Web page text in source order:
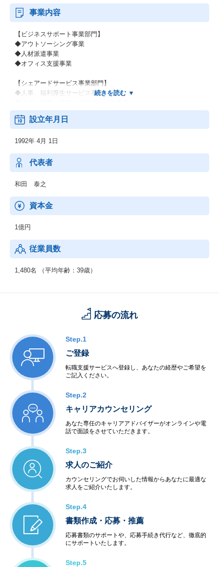
事業内容
【ビジネスサポート事業部門】
◆アウトソーシング事業
◆人材派遣事業
◆オフィス支援事業
【シェアードサービス事業部門】
◆人事、福利厚生サービス事業
その他上記に付随する事業
設立年月日
1992年 4月 1日
代表者
和田 泰之
資本金
1億円
従業員数
1,480名 （平均年齢：39歳）
応募の流れ
Step.1
ご登録
転職支援サービスへ登録し、あなたの経歴やご希望を
ご記入ください。
Step.2
キャリアカウンセリング
あなた専任のキャリアアドバイザーがオンラインや電
話で面談をさせていただきます。
Step.3
求人のご紹介
カウンセリングでお伺いした情報からあなたに最適な
求人をご紹介いたします。
Step.4
書類作成・応募・推薦
応募書類のサポートや、応募手続き代行など、徹底的
にサポートいたします。
Step.5